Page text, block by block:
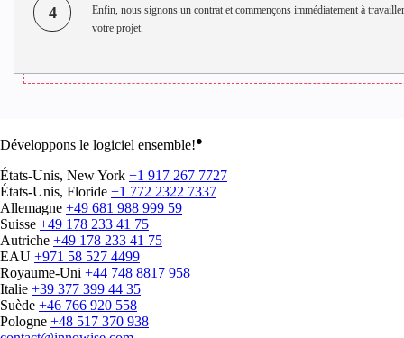
4
Enfin, nous signons un contrat et commençons immédiatement à
votre projet.
Développons le logiciel ensemble!●
États-Unis, New York +1 917 267 7727
États-Unis, Floride +1 772 2322 7337
Allemagne +49 681 988 999 59
Suisse +49 178 233 41 75
Autriche +49 178 233 41 75
EAU +971 58 527 4499
Royaume-Uni +44 748 8817 958
Italie +39 377 399 44 35
Suède +46 766 920 558
Pologne +48 517 370 938